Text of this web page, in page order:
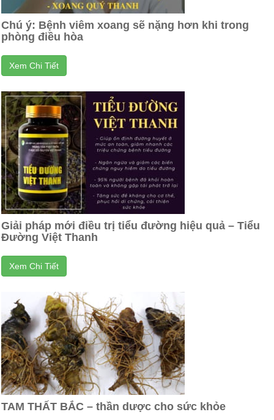
Chú ý: Bệnh viêm xoang sẽ nặng hơn khi trong
phòng điều hòa
Xem Chi Tiết
Giải pháp mới điều trị tiểu đường hiệu quả – Tiểu
Đường Việt Thanh
Xem Chi Tiết
TAM THẤT BẮC – thần dược cho sức khỏe